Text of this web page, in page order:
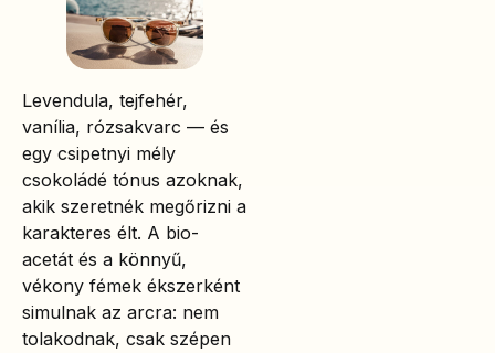
Levendula, tejfehér,
vanília, rózsakvarc — és
egy csipetnyi mély
csokoládé tónus azoknak,
akik szeretnék megőrizni a
karakteres élt. A bio-
acetát és a könnyű,
vékony fémek ékszerként
simulnak az arcra: nem
tolakodnak, csak szépen